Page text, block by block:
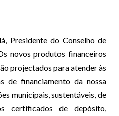
Presidente do Conselho de
novos produtos financeiros
projectados para atender às
de financiamento da nossa
municipais, sustentáveis, de
certificados de depósito,